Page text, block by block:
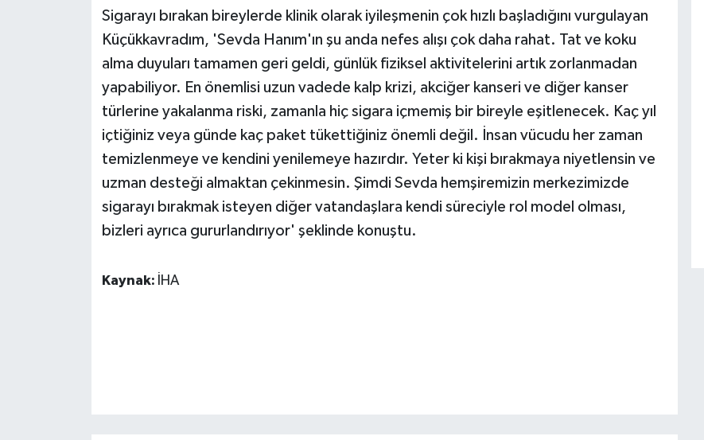
Sigarayı bırakan bireylerde klinik olarak iyileşmenin çok hızlı başladığını vurgulayan
Küçükkavradım, 'Sevda Hanım'ın şu anda nefes alışı çok daha rahat. Tat ve koku
alma duyuları tamamen geri geldi, günlük fiziksel aktivitelerini artık zorlanmadan
yapabiliyor. En önemlisi uzun vadede kalp krizi, akciğer kanseri ve diğer kanser
türlerine yakalanma riski, zamanla hiç sigara içmemiş bir bireyle eşitlenecek. Kaç yıl
içtiğiniz veya günde kaç paket tükettiğiniz önemli değil. İnsan vücudu her zaman
temizlenmeye ve kendini yenilemeye hazırdır. Yeter ki kişi bırakmaya niyetlensin ve
uzman desteği almaktan çekinmesin. Şimdi Sevda hemşiremizin merkezimizde
sigarayı bırakmak isteyen diğer vatandaşlara kendi süreciyle rol model olması,
bizleri ayrıca gururlandırıyor' şeklinde konuştu.
Kaynak: İHA